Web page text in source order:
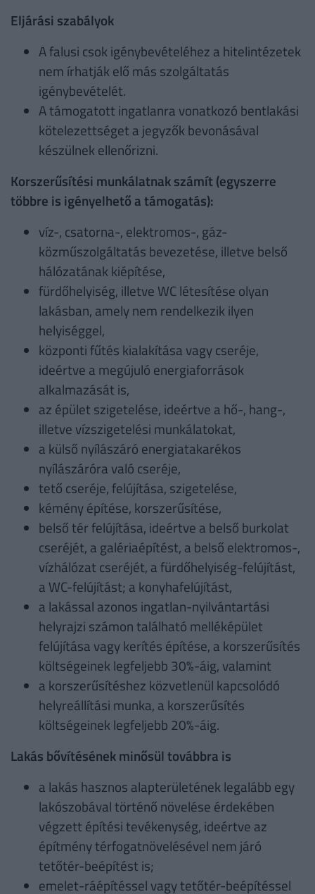
Eljárási szabályok
A falusi csok igénybevételéhez a hitelintézetek
nem írhatják elő más szolgáltatás
igénybevételét.
A támogatott ingatlanra vonatkozó bentlakási
kötelezettséget a jegyzők bevonásával
készülnek ellenőrizni.
Korszerűsítési munkálatnak számít (egyszerre
többre is igényelhető a támogatás):
víz-, csatorna-, elektromos-, gáz-
közműszolgáltatás bevezetése, illetve belső
hálózatának kiépítése,
fürdőhelyiség, illetve WC létesítése olyan
lakásban, amely nem rendelkezik ilyen
helyiséggel,
központi fűtés kialakítása vagy cseréje,
ideértve a megújuló energiaforrások
alkalmazását is,
az épület szigetelése, ideértve a hő-, hang-,
illetve vízszigetelési munkálatokat,
a külső nyílászáró energiatakarékos
nyílászáróra való cseréje,
tető cseréje, felújítása, szigetelése,
kémény építése, korszerűsítése,
belső tér felújítása, ideértve a belső burkolat
cseréjét, a galériaépítést, a belső elektromos-,
vízhálózat cseréjét, a fürdőhelyiség-felújítást,
a WC-felújítást; a konyhafelújítást,
a lakással azonos ingatlan-nyilvántartási
helyrajzi számon található melléképület
felújítása vagy kerítés építése, a korszerűsítés
költségeinek legfeljebb 30%-áig, valamint
a korszerűsítéshez közvetlenül kapcsolódó
helyreállítási munka, a korszerűsítés
költségeinek legfeljebb 20%-áig.
Lakás bővítésének minősül továbbra is
a lakás hasznos alapterületének legalább egy
lakószobával történő növelése érdekében
végzett építési tevékenység, ideértve az
építmény térfogatnövelésével nem járó
tetőtér-beépítést is;
emelet-ráépítéssel vagy tetőtér-beépítéssel